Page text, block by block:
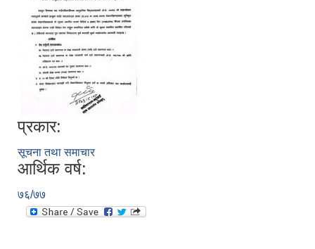
प्रकार:
सूचना तथा समाचार
आर्थिक वर्ष:
७६/७७